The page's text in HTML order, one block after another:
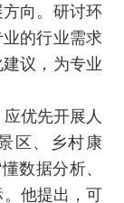
向。研讨环
的行业需求
议，为专业
优先开展人
区、乡村康
数据分析、
他提出，可